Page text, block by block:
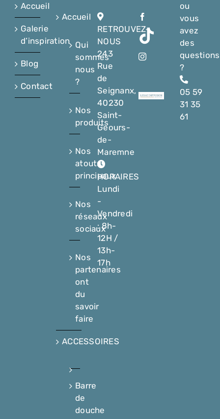
Accueil
Galerie
d’inspiration
Blog
Contact
Accueil
Qui
sommes
nous
?
Nos
produits
Nos
atouts
principaux
Nos
réseaux
sociaux
Nos
partenaires
ont
du
savoir
faire
ACCESSOIRES
Barre
de
douche
RETROUVEZ-
NOUS
243
Rue
de
Seignanx,
40230
Saint-
Geours-
de-
Maremne
HORAIRES
Lundi
-
Vendredi
: 8h-
12H /
13h-
17h
ou
vous
avez
des
questions
?
05 59
31 35
61